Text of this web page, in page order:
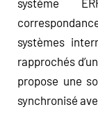
système
systèmes
rapprochés
propose une
synchronisé